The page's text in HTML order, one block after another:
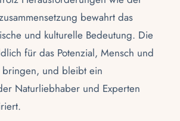
bewahrt das
und kulturelle Bedeutung. Die
für das Potenzial, Mensch und
bringen, und bleibt ein
Naturliebhaber und Experten